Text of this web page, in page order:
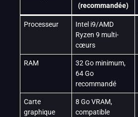
(recommandée)
Processeur
Intel i9/AMD
Ryzen 9 multi-
cœurs
RAM
32 Go minimum,
64 Go
recommandé
Carte
graphique
8 Go VRAM,
compatible